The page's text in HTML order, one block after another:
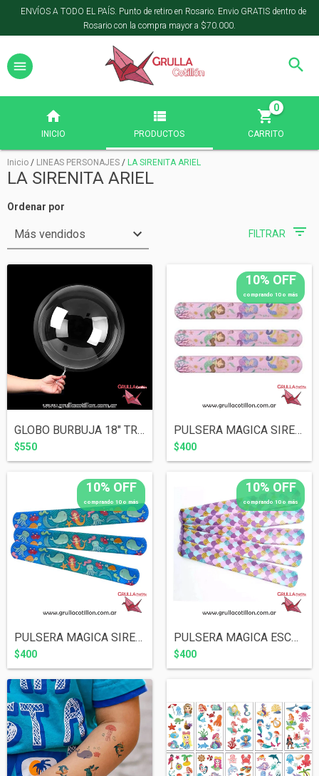
ENVÍOS A TODO EL PAÍS. Punto de retiro en Rosario. Envio GRATIS dentro de
Rosario con la compra mayor a $70.000.
INICIO PRODUCTOS CARRITO
0
Inicio / LINEAS PERSONAJES / LA SIRENITA ARIEL
LA SIRENITA ARIEL
Ordenar por
FILTRAR
GLOBO BURBUJA 18" TRANSPARENTE
$550
10% OFF
comprando 10 o más
PULSERA MAGICA SIRENA FONDO ROSA
$400
10% OFF
comprando 10 o más
PULSERA MAGICA SIRENA FONDO MAR
$400
10% OFF
comprando 10 o más
PULSERA MAGICA ESCAMAS SIRENA
$400